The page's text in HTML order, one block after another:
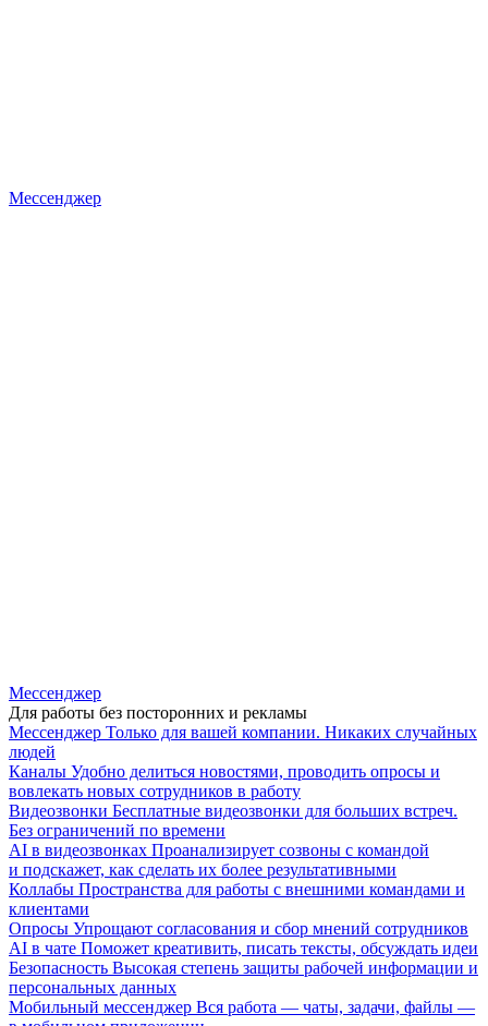
Мессенджер
Мессенджер
Для работы без посторонних и рекламы
Мессенджер Только для вашей компании. Никаких случайных
людей
Каналы Удобно делиться новостями, проводить опросы и
вовлекать новых сотрудников в работу
Видеозвонки Бесплатные видеозвонки для больших встреч.
Без ограничений по времени
AI в видеозвонках Проанализирует созвоны с командой
и подскажет, как сделать их более результативными
Коллабы Пространства для работы с внешними командами и
клиентами
Опросы Упрощают согласования и сбор мнений сотрудников
AI в чате Поможет креативить, писать тексты, обсуждать идеи
Безопасность Высокая степень защиты рабочей информации и
персональных данных
Мобильный мессенджер Вся работа — чаты, задачи, файлы —